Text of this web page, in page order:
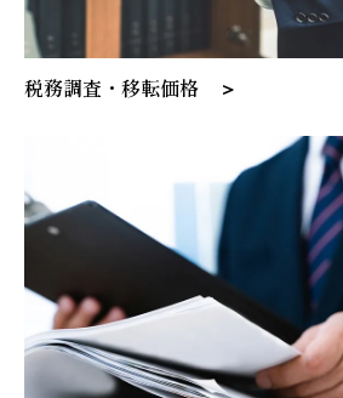
税務調査・移転価格 ＞